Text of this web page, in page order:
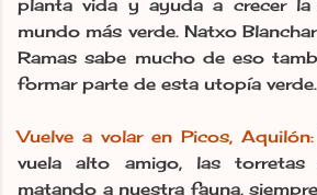
planta vida y ayuda a crecer la
mundo más verde. Natxo
Ramas sabe mucho de eso
formar parte de esta utopía verde.
Vuelve a volar en Picos,
vuela alto amigo, las torretas
matando a nuestra fauna,